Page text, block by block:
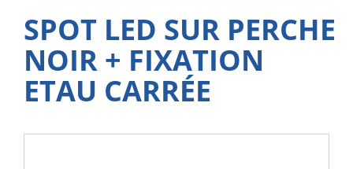
SPOT LED SUR PERCHE
NOIR + FIXATION
ETAU CARRÉE